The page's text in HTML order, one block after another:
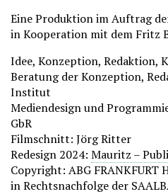
Eine Produktion im Auftrag
in Kooperation mit dem Fritz
Idee, Konzeption, Redaktion,
Beratung der Konzeption,
Institut
Mediendesign und
GbR
Filmschnitt: Jörg Ritter
Redesign 2024: Mauritz –
Copyright: ABG FRANKFURT
in Rechtsnachfolge der